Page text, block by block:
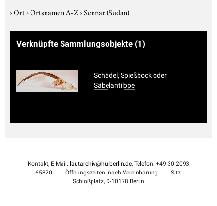
›Ort›Ortsnamen A-Z›Sennar (Sudan)
Verknüpfte Sammlungsobjekte (1)
Schädel, Spießbock oder
Säbelantilope
Kontakt, E-Mail: lautarchiv@hu-berlin.de, Telefon: +49 30 2093
65820
Öffnungszeiten: nach Vereinbarung
Sitz:
Schloßplatz, D-10178 Berlin